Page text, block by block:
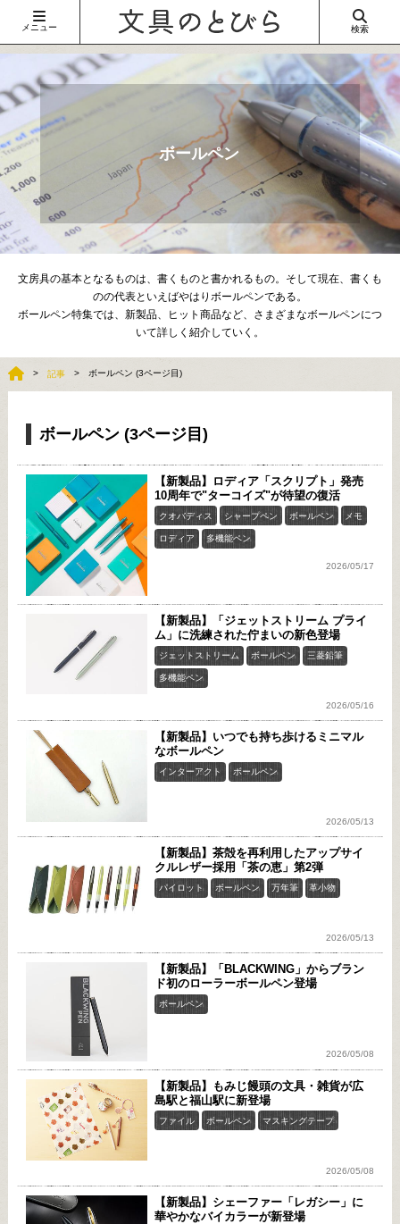
メニュー 検索
ボールペン
文房具の基本となるものは、書くものと書かれるもの。そして現在、書くも
のの代表といえばやはりボールペンである。
ボールペン特集では、新製品、ヒット商品など、さまざまなボールペンにつ
いて詳しく紹介していく。
記事 ボールペン (3ページ目)
ボールペン (3ページ目)
【新製品】ロディア「スクリプト」発売
10周年で"ターコイズ"が待望の復活
クオバディス シャープペン ボールペン メモ
ロディア 多機能ペン
2026/05/17
【新製品】「ジェットストリーム プライ
ム」に洗練された佇まいの新色登場
ジェットストリーム ボールペン 三菱鉛筆
多機能ペン
2026/05/16
【新製品】いつでも持ち歩けるミニマル
なボールペン
インターアクト ボールペン
2026/05/13
【新製品】茶殻を再利用したアップサイ
クルレザー採用「茶の恵」第2弾
パイロット ボールペン 万年筆 革小物
2026/05/13
【新製品】「BLACKWING」からブラン
ド初のローラーボールペン登場
ボールペン
2026/05/08
【新製品】もみじ饅頭の文具・雑貨が広
島駅と福山駅に新登場
ファイル ボールペン マスキングテープ
2026/05/08
【新製品】シェーファー「レガシー」に
華やかなバイカラーが新登場